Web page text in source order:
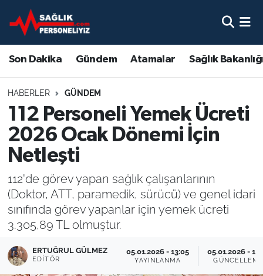
Son Dakika Gündem Atamalar Sağlık
HABERLER GÜNDEM
112 Personeli Yemek Ücreti
2026 Ocak Dönemi İçin
Netleşti
112'de görev yapan sağlık çalışanlarının
(Doktor, ATT, paramedik, sürücü) ve genel idari
sınıfında görev yapanlar için yemek ücreti
3.305,89 TL olmuştur.
ERTUĞRUL GÜLMEZ
EDITÖR
05.01.2026 - 13:05
YAYINLANMA
05.01.2026 -
Son Dakika
Gündem
Atamalar
Sağlık Bakanlığı
Mevzuat
Sendika
Sağlık Personeli Alımı
Eğitim
Nöbetçi Eczaneler
Hava Durumu
Namaz Vakitleri
Trafik Durumu
Süper Lig Puan Durumu ve Fikstür
Tüm Manşetler
Son Dakika Haberleri
Haber Arşivi